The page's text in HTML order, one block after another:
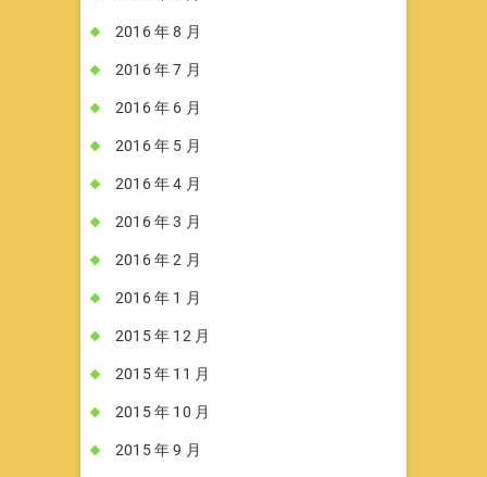
2016 年 8 月
2016 年 7 月
2016 年 6 月
2016 年 5 月
2016 年 4 月
2016 年 3 月
2016 年 2 月
2016 年 1 月
2015 年 12 月
2015 年 11 月
2015 年 10 月
2015 年 9 月